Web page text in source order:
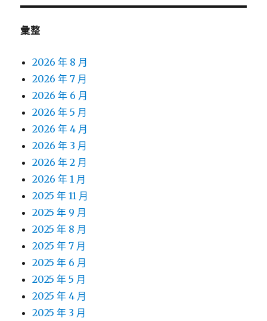
彙整
2026 年 8 月
2026 年 7 月
2026 年 6 月
2026 年 5 月
2026 年 4 月
2026 年 3 月
2026 年 2 月
2026 年 1 月
2025 年 11 月
2025 年 9 月
2025 年 8 月
2025 年 7 月
2025 年 6 月
2025 年 5 月
2025 年 4 月
2025 年 3 月